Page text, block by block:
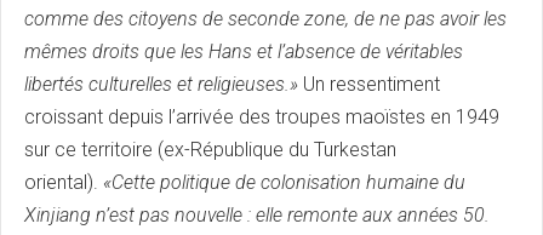
comme des citoyens de seconde zone, de ne pas avoir les
mêmes droits que les Hans et l’absence de véritables
libertés culturelles et religieuses.» Un ressentiment
croissant depuis l’arrivée des troupes maoïstes en 1949
sur ce territoire (ex-République du Turkestan
oriental). «Cette politique de colonisation humaine du
Xinjiang n’est pas nouvelle : elle remonte aux années 50.